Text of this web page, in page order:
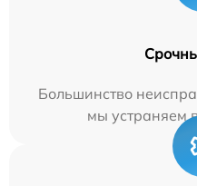
Большинство
мы устраняем